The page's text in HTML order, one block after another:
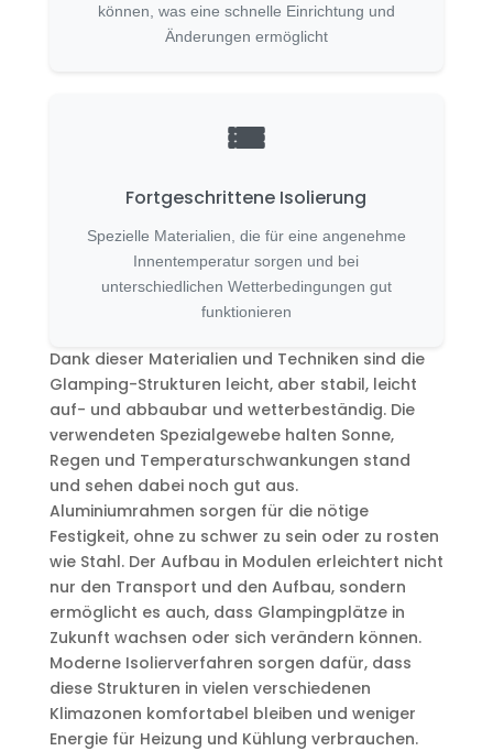
können, was eine schnelle Einrichtung und
Änderungen ermöglicht
Fortgeschrittene Isolierung
Spezielle Materialien, die für eine angenehme
Innentemperatur sorgen und bei
unterschiedlichen Wetterbedingungen gut
funktionieren
Dank dieser Materialien und Techniken sind die
Glamping-Strukturen leicht, aber stabil, leicht
auf- und abbaubar und wetterbeständig. Die
verwendeten Spezialgewebe halten Sonne,
Regen und Temperaturschwankungen stand
und sehen dabei noch gut aus.
Aluminiumrahmen sorgen für die nötige
Festigkeit, ohne zu schwer zu sein oder zu rosten
wie Stahl. Der Aufbau in Modulen erleichtert nicht
nur den Transport und den Aufbau, sondern
ermöglicht es auch, dass Glampingplätze in
Zukunft wachsen oder sich verändern können.
Moderne Isolierverfahren sorgen dafür, dass
diese Strukturen in vielen verschiedenen
Klimazonen komfortabel bleiben und weniger
Energie für Heizung und Kühlung verbrauchen.